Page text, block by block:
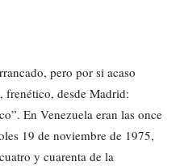
pero por si acaso
frenético, desde Madrid:
En Venezuela eran las once
19 de noviembre de 1975,
y cuarenta de la